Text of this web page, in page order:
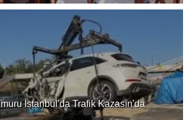
İstanbul'da Trafik Kazasın'da